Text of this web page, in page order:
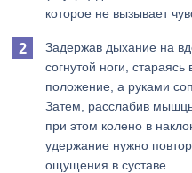
которое не вызывает
Задержав дыхание на
согнутой ноги,
положение, а руками
Затем, расслабив
при этом колено в
удержание нужно
ощущения в суставе.